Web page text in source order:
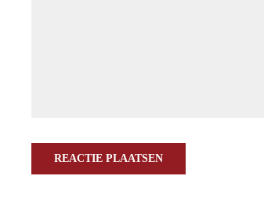
REACTIE PLAATSEN